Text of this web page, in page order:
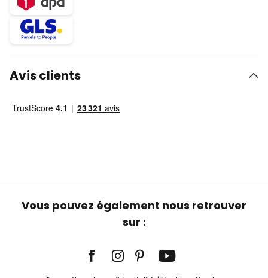
Avis clients
Vous pouvez également nous retrouver
sur :